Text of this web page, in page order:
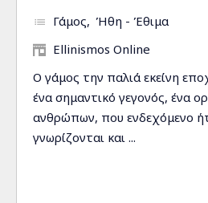
Γάμος Ήθη - Έθιμα
Ellinismos Online
Ο γάμος την παλιά εκείνη
ένα σημαντικό γεγονός, ένα
ανθρώπων, που ενδεχόμενο
γνωρίζονται και ...